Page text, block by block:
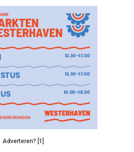
Adverteren? [1]